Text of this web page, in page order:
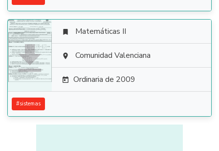

 Matemáticas II
 Comunidad Valenciana
 Ordinaria de 2009
#sistemas